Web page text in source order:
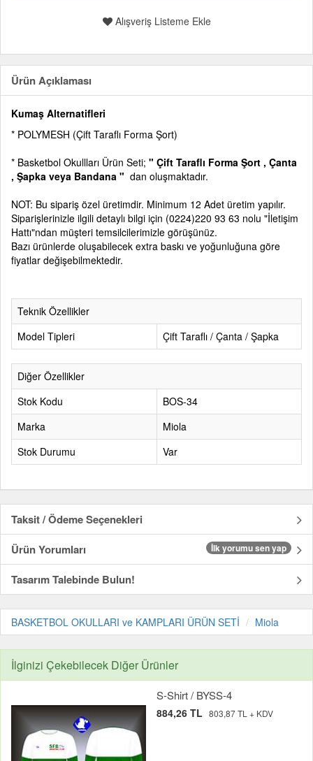
Alışveriş Listeme Ekle
Ürün Açıklaması
Kumaş Alternatifleri
* POLYMESH (Çift Taraflı Forma Şort)
* Basketbol Okullları Ürün Seti; " Çift Taraflı Forma Şort , Çanta
, Şapka veya Bandana " dan oluşmaktadır.
NOT: Bu sipariş özel üretimdir. Minimum 12 Adet üretim yapılır.
Siparişlerinizle ilgili detaylı bilgi için (0224)220 93 63 nolu "İletişim
Hattı"ndan müşteri temsilcilerimizle görüşünüz.
Bazı ürünlerde oluşabilecek extra baskı ve yoğunluğuna göre
fiyatlar değişebilmektedir.
Teknik Özellikler
Model Tipleri
Çift Taraflı / Çanta / Şapka
Diğer Özellikler
Stok Kodu
BOS-34
Marka
Miola
Stok Durumu
Var
Taksit / Ödeme Seçenekleri
Ürün Yorumları
İlk yorumu sen yap
Tasarım Talebinde Bulun!
BASKETBOL OKULLARI ve KAMPLARI ÜRÜN SETİ Miola
İlginizi Çekebilecek Diğer Ürünler
S-Shirt / BYSS-4
884,26 TL 803,87 TL + KDV